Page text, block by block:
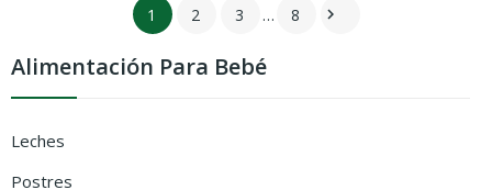
Alimentación Para Bebé
Leches
Postres
1 2 3 … 8 